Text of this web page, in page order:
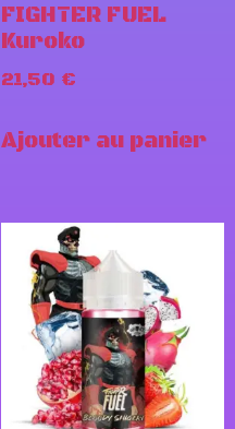
FIGHTER FUEL
Kuroko
21,50 €
Ajouter au panier